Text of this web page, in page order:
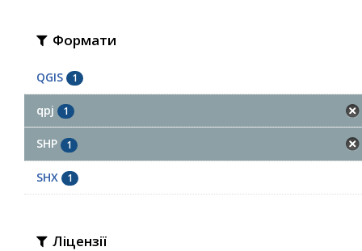
Формати
QGIS 1
qpj 1
SHP 1
SHX 1
Ліцензії